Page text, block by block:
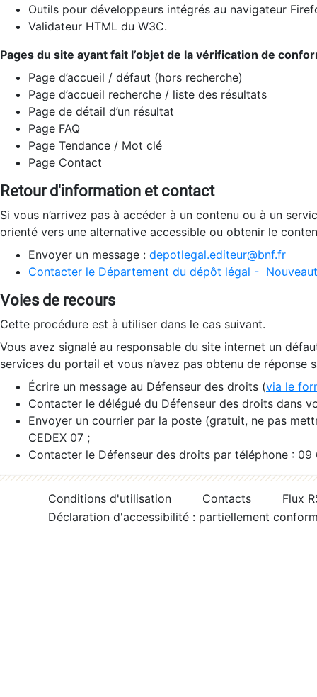
Outils pour développeurs intégrés au navigateur
Validateur HTML du W3C.
Pages du site ayant fait l’objet de la vérification de
Page d’accueil / défaut (hors recherche)
Page d’accueil recherche / liste des résultats
Page de détail d’un résultat
Page FAQ
Page Tendance / Mot clé
Page Contact
Retour d'information et contact
Si vous n’arrivez pas à accéder à un contenu ou à un
orienté vers une alternative accessible ou obtenir le
Envoyer un message : depotlegal.editeur@bnf.fr
Contacter le Département du dépôt légal -
Voies de recours
Cette procédure est à utiliser dans le cas suivant.
Vous avez signalé au responsable du site internet un
services du portail et vous n’avez pas obtenu de réponse
Écrire un message au Défenseur des droits (via le
Contacter le délégué du Défenseur des droits dans
Envoyer un courrier par la poste (gratuit, ne pas
CEDEX 07 ;
Contacter le Défenseur des droits par téléphone :
Conditions d'utilisation Contacts
Flux
Déclaration d'accessibilité : partiellement